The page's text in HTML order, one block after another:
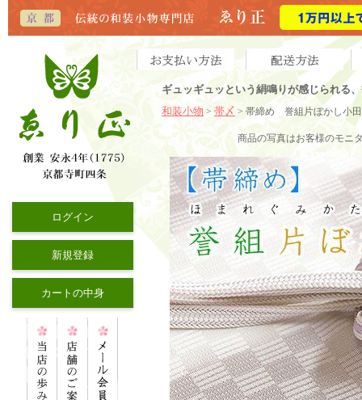
ログイン
新規登録
カートの中身
ギュッギュッという絹鳴りが感じられる
和装小物 > 帯〆 > 帯締め 誉組片ぼかし小
商品の写真はお客様のモニ